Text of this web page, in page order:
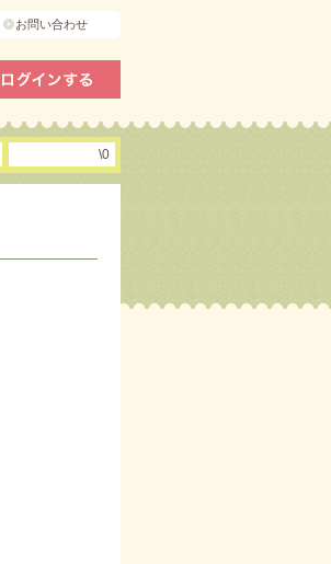
お問い合わせ
\0